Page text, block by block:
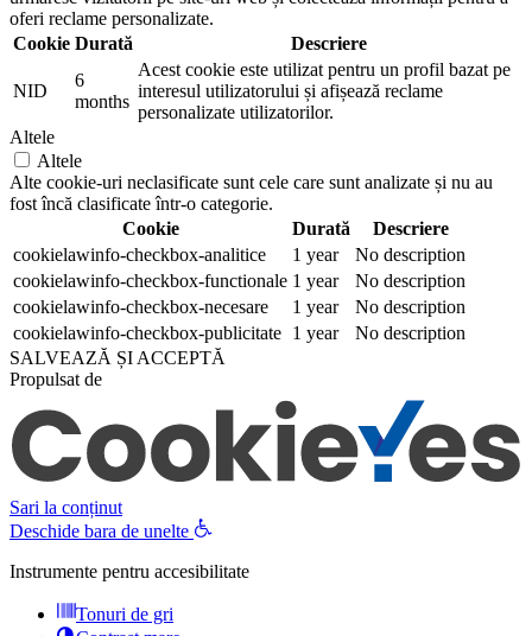
oferi reclame personalizate.
Cookie Durată Descriere
NID
6
months
Acest cookie este utilizat pentru un profil bazat pe
interesul utilizatorului și afișează reclame
personalizate utilizatorilor.
Altele
Altele
Alte cookie-uri neclasificate sunt cele care sunt analizate și nu au
fost încă clasificate într-o categorie.
Cookie
Durată
Descriere
cookielawinfo-checkbox-analitice
1 year
No description
cookielawinfo-checkbox-functionale 1 year
No description
cookielawinfo-checkbox-necesare
1 year
No description
cookielawinfo-checkbox-publicitate 1 year
No description
SALVEAZĂ ȘI ACCEPTĂ
Propulsat de
Sari la conținut
Deschide bara de unelte
Instrumente pentru accesibilitate
Tonuri de gri